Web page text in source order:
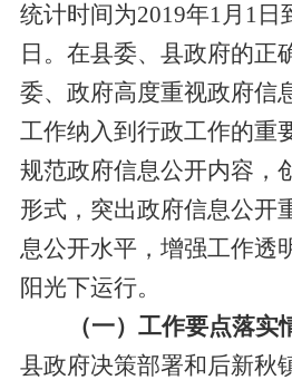
统计时间为2019年1月1日
日。在县委、县政府的正
委、政府高度重视政府信
工作纳入到 行政工作的重
规范政府信息公开内容，
形式，突出政府信息公开
息公开水平，增强工作透
阳光下运行。
（一）工作要点落实
县政府决策部署和后新秋